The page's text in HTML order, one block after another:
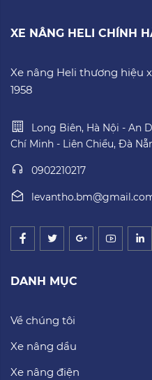
XE NÂNG HELI CHÍNH
Xe nâng Heli thương hiệu
1958
Long Biên, Hà Nội - An
Chí Minh - Liên Chiểu, Đà
0902210217
DANH MỤC
Về chúng tôi
Xe nâng dầu
Xe nâng điện